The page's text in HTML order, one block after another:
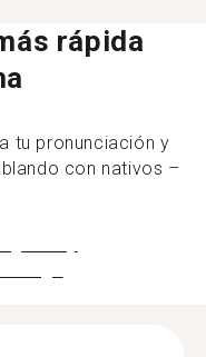
rápida
tu pronunciación y
con nativos –